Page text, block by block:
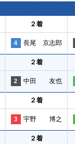
２着
4 長尾 京志郎
２着
2 中田 友也
２着
3 宇野 博之
２着